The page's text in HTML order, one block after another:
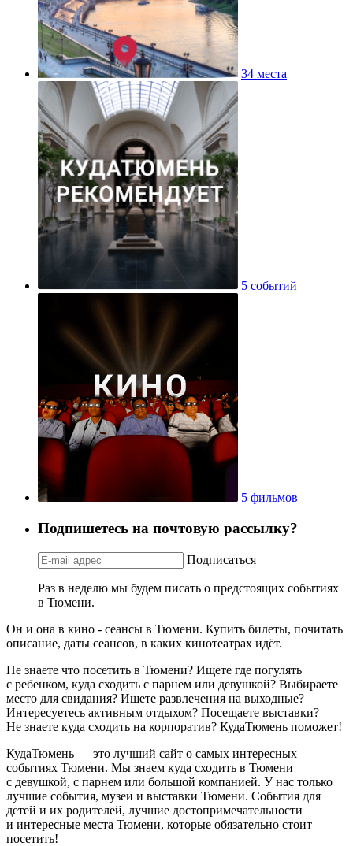
34 места
5 событий
5 фильмов
Подпишетесь на почтовую рассылку?
Подписаться
Раз в неделю мы будем писать о предстоящих событиях
в Тюмени.
Он и она в кино - сеансы в Тюмени. Купить билеты, почитать
описание, даты сеансов, в каких кинотеатрах идёт.
Не знаете что посетить в Тюмени? Ищете где погулять
с ребенком, куда сходить с парнем или девушкой? Выбираете
место для свидания? Ищете развлечения на выходные?
Интересуетесь активным отдыхом? Посещаете выставки?
Не знаете куда сходить на корпоратив? КудаТюмень поможет!
КудаТюмень — это лучший сайт о самых интересных
событиях Тюмени. Мы знаем куда сходить в Тюмени
с девушкой, с парнем или большой компанией. У нас только
лучшие события, музеи и выставки Тюмени. События для
детей и их родителей, лучшие достопримечательности
и интересные места Тюмени, которые обязательно стоит
посетить!